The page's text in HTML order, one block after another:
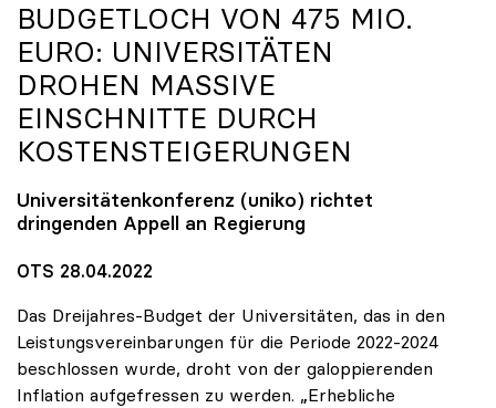
BUDGETLOCH VON 475 MIO.
EURO: UNIVERSITÄTEN
DROHEN MASSIVE
EINSCHNITTE DURCH
KOSTENSTEIGERUNGEN
Universitätenkonferenz (uniko) richtet
dringenden Appell an Regierung
OTS 28.04.2022
Das Dreijahres-Budget der Universitäten, das in den
Leistungsvereinbarungen für die Periode 2022-2024
beschlossen wurde, droht von der galoppierenden
Inflation aufgefressen zu werden. „Erhebliche